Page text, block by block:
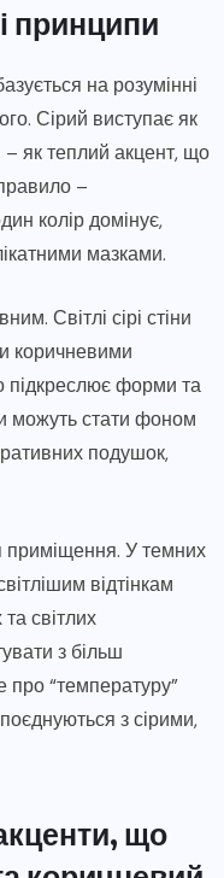
принципи
на розумінні
Сірий виступає як
як теплий акцент, що
–
колір домінує,
мазками.
Світлі сірі стіни
коричневими
підкреслює форми та
можуть стати фоном
подушок,
приміщення. У темних
відтінкам
світлих
з більш
“температуру”
з сірими,
що